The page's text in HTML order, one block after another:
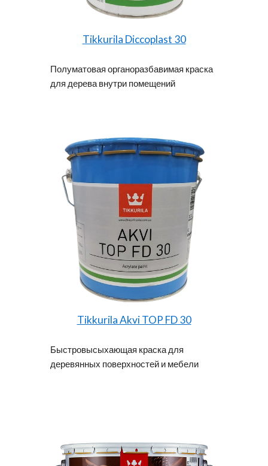
Tikkurila Diccoplast 30
Полуматовая органоразбавимая краска
для дерева внутри помещений
Tikkurila Akvi TOP FD 30
Быстровысыхающая краска для
деревянных поверхностей и мебели